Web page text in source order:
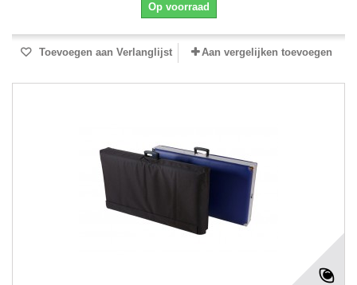
Op voorraad
Toevoegen aan Verlanglijst Aan vergelijken toevoegen